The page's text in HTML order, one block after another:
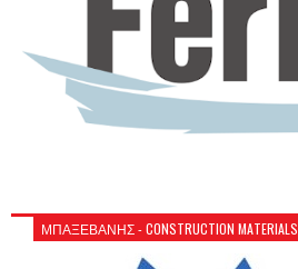
ΜΠΑΞΕΒΑΝΗΣ - CONSTRUCTION MATERIALS